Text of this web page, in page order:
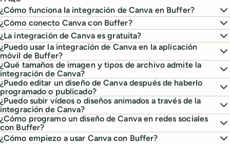
¿Cómo funciona la integración de Canva en Buffer?
¿Cómo conecto Canva con Buffer?
¿La integración de Canva es gratuita?
¿Puedo usar la integración de Canva en la aplicación
móvil de Buffer?
¿Qué tamaños de imagen y tipos de archivo admite la
integración de Canva?
¿Puedo editar un diseño de Canva después de haberlo
programado o publicado?
¿Puedo subir vídeos o diseños animados a través de la
integración de Canva?
¿Cómo programo un diseño de Canva en redes sociales
con Buffer?
¿Cómo empiezo a usar Canva con Buffer?